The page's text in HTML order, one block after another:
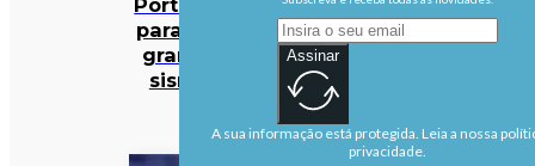
para um
grande
sismo
Assinar
A sua informação está protegida. Leia a nossa
privacidade.